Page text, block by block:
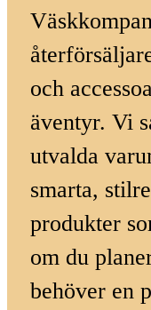
och
äventyr. Vi
utvalda
smarta,
produkter
om du
behöver en